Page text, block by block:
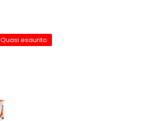
Quasi esaurito